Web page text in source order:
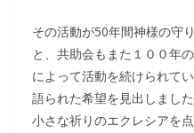
その活動が50年間神様の守
と、共助会もまた１００年
によって活動を続けられて
語られた希望を見出しまし
小さな祈りのエクレシアを